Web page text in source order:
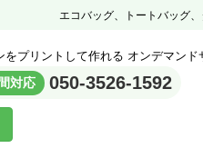
エコバッグ、トートバッグ
プリントして作れる オンデマンド
対応 050-3526-1592